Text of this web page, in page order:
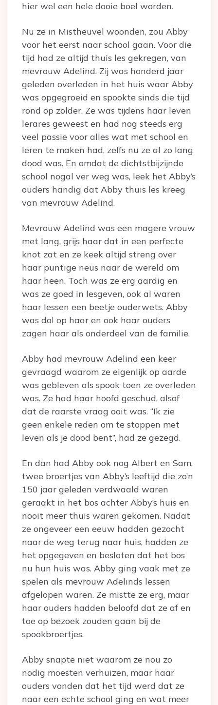
hier wel een hele dooie boel worden.
Nu ze in Mistheuvel woonden, zou Abby
voor het eerst naar school gaan. Voor die
tijd had ze altijd thuis les gekregen, van
mevrouw Adelind. Zij was honderd jaar
geleden overleden in het huis waar Abby
was opgegroeid en spookte sinds die tijd
rond op zolder. Ze was tijdens haar leven
lerares geweest en had nog steeds erg
veel passie voor alles wat met school en
leren te maken had, zelfs nu ze al zo lang
dood was. En omdat de dichtstbijzijnde
school nogal ver weg was, leek het Abby’s
ouders handig dat Abby thuis les kreeg
van mevrouw Adelind.
Mevrouw Adelind was een magere vrouw
met lang, grijs haar dat in een perfecte
knot zat en ze keek altijd streng over
haar puntige neus naar de wereld om
haar heen. Toch was ze erg aardig en
was ze goed in lesgeven, ook al waren
haar lessen een beetje ouderwets. Abby
was dol op haar en ook haar ouders
zagen haar als onderdeel van de familie.
Abby had mevrouw Adelind een keer
gevraagd waarom ze eigenlijk op aarde
was gebleven als spook toen ze overleden
was. Ze had haar hoofd geschud, alsof
dat de raarste vraag ooit was. “Ik zie
geen enkele reden om te stoppen met
leven als je dood bent”, had ze gezegd.
En dan had Abby ook nog Albert en Sam,
twee broertjes van Abby’s leeftijd die zo’n
150 jaar geleden verdwaald waren
geraakt in het bos achter Abby’s huis en
nooit meer thuis waren gekomen. Nadat
ze ongeveer een eeuw hadden gezocht
naar de weg terug naar huis, hadden ze
het opgegeven en besloten dat het bos
nu hun huis was. Abby ging vaak met ze
spelen als mevrouw Adelinds lessen
afgelopen waren. Ze mistte ze erg, maar
haar ouders hadden beloofd dat ze af en
toe op bezoek zouden gaan bij de
spookbroertjes.
Abby snapte niet waarom ze nou zo
nodig moesten verhuizen, maar haar
ouders vonden dat het tijd werd dat ze
naar een echte school ging en wat meer